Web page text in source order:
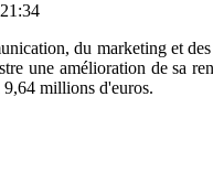
du marketing et
une amélioration de sa
millions d'euros.